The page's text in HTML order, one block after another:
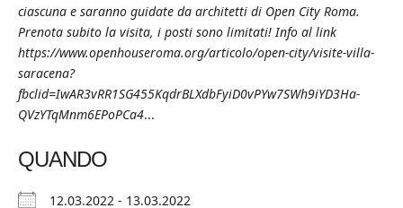
ciascuna e saranno guidate da architetti di Open City Roma.
Prenota subito la visita, i posti sono limitati! Info al link
https://www.openhouseroma.org/articolo/open-city/visite-villa-
saracena?
fbclid=IwAR3vRR1SG455KqdrBLXdbFyiD0vPYw7SWh9iYD3Ha-
QVzYTqMnm6EPoPCa4...
QUANDO
12.03.2022 - 13.03.2022